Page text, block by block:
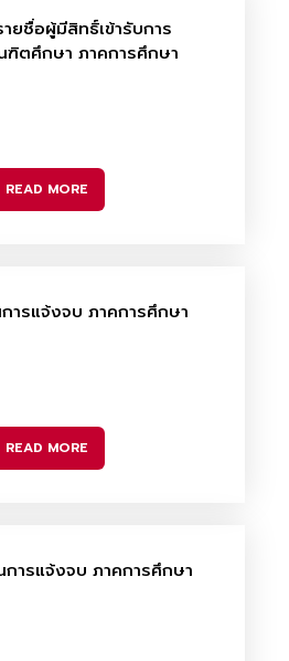
ยชื่อผู้มีสิทธิ์เข้ารับการ
ตศึกษา ภาคการศึกษา
READ MORE
รแจ้งจบ ภาคการศึกษา
READ MORE
รแจ้งจบ ภาคการศึกษา